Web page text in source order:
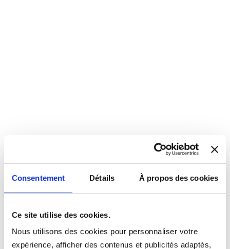
Consentement Détails À propos des cookies
Ce site utilise des cookies.
Nous utilisons des cookies pour personnaliser votre
expérience, afficher des contenus et publicités adaptés,